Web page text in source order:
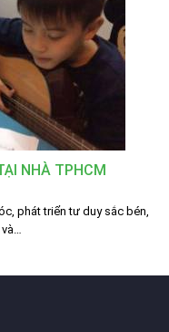
NHÀ TPHCM
phát triển tư duy sắc bén,
và…